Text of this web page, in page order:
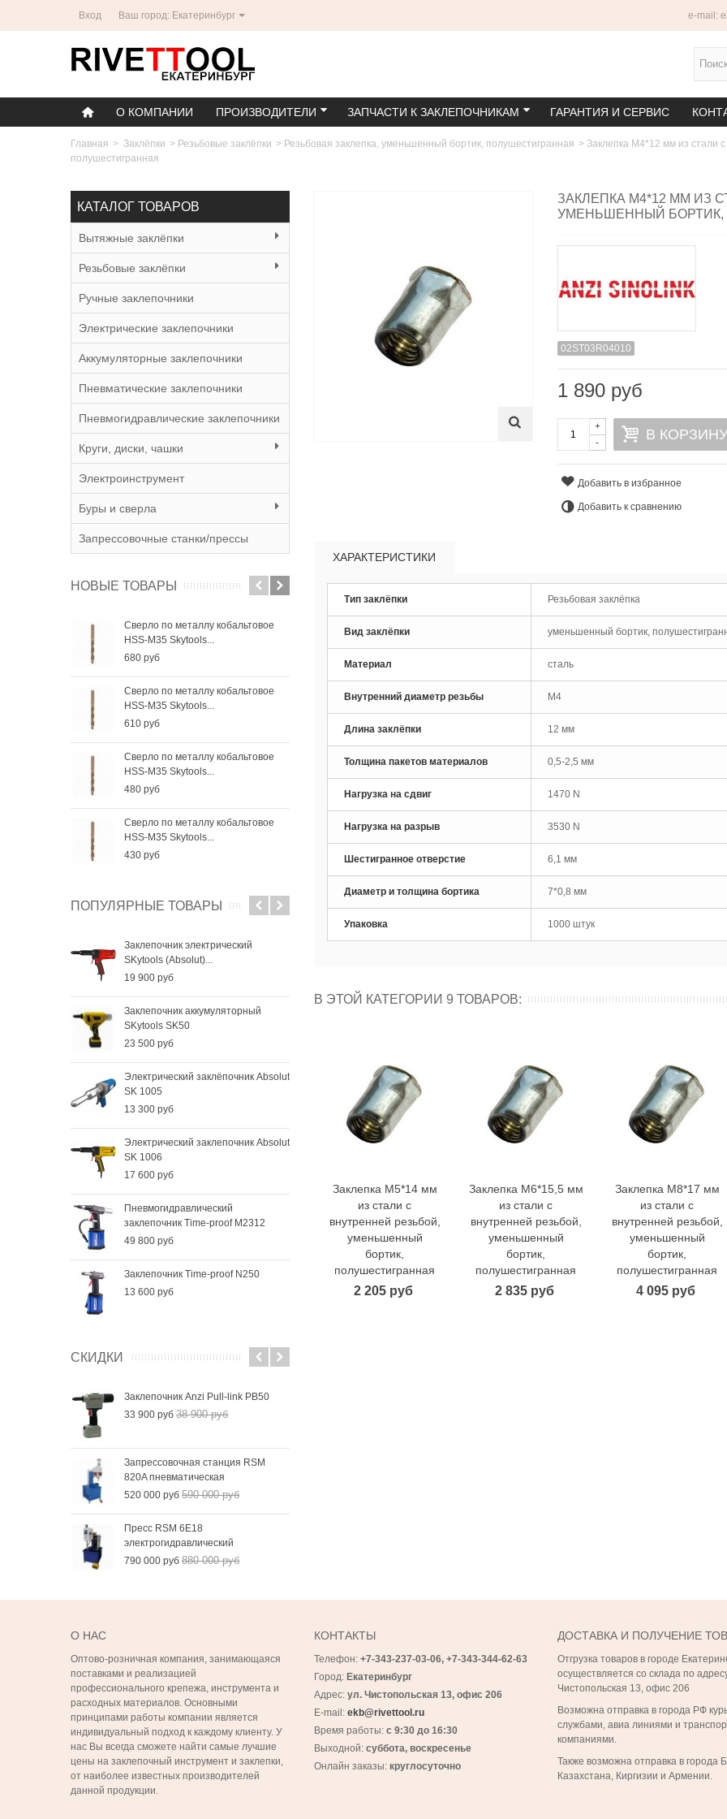
Вход Ваш город: Екатеринбург e-mail:
О КОМПАНИИ ПРОИЗВОДИТЕЛИ ЗАПЧАСТИ К ЗАКЛЕПОЧНИКАМ ГАРАНТИЯ И СЕРВИС
Главная > Заклёпки > Резьбовые заклёпки > Резьбовая заклепка, уменьшенный бортик, полушестигранная > Заклепка M4*12 мм из стали
полушестигранная
КАТАЛОГ ТОВАРОВ
Вытяжные заклёпки
Резьбовые заклёпки
Ручные заклепочники
Электрические заклепочники
Аккумуляторные заклепочники
Пневматические заклепочники
Пневмогидравлические заклепочники
Круги, диски, чашки
Электроинструмент
Буры и сверла
Запрессовочные станки/прессы
НОВЫЕ ТОВАРЫ
Сверло по металлу кобальтовое
HSS-M35 Skytools...
680 руб
Сверло по металлу кобальтовое
HSS-M35 Skytools...
610 руб
Сверло по металлу кобальтовое
HSS-M35 Skytools...
480 руб
Сверло по металлу кобальтовое
HSS-M35 Skytools...
430 руб
Сверло по металлу кобальтовое
HSS-M35 Skytools...
410 руб
Сверло по металлу кобальтовое
285 руб
Сверло по металлу кобальтовое
256 руб
Сверло по металлу кобальтовое
184 руб
ПОПУЛЯРНЫЕ ТОВАРЫ
Заклепочник электрический
SKytools (Absolut)...
19 900 руб
Заклепочник аккумуляторный
SKytools SK50
23 500 руб
Электрический заклёпочник Absolut
SK 1005
13 300 руб
Электрический заклепочник Absolut
SK 1006
17 600 руб
Пневмогидравлический
заклепочник Time-proof M2312
49 800 руб
Заклепочник Time-proof N250
13 600 руб
СКИДКИ
Заклепочник Anzi Pull-link PB50
33 900 руб 38 900 руб
Запрессовочная станция RSM
820A пневматическая
520 000 руб 590 000 руб
Пресс RSM 6Е18
электрогидравлический
790 000 руб 880 000 руб
ЗАКЛЕПКА M4*12 ММ ИЗ
УМЕНЬШЕННЫЙ БОРТИК,
02ST03R04010
1 890 руб
-
+ В КОРЗИНУ
Добавить в избранное
Добавить к сравнению
ХАРАКТЕРИСТИКИ
Тип заклёпки Резьбовая заклёпка
Вид заклёпки уменьшенный бортик,
Материал сталь
Внутренний диаметр резьбы M4
Длина заклёпки 12 мм
Толщина пакетов материалов 0,5-2,5 мм
Нагрузка на сдвиг 1470 N
Нагрузка на разрыв 3530 N
Шестигранное отверстие 6,1 мм
Диаметр и толщина бортика 7*0,8 мм
Упаковка 1000 штук
В ЭТОЙ КАТЕГОРИИ 9 ТОВАРОВ:
В корзину
Заклепка M5*14 мм
из стали с
внутренней резьбой,
уменьшенный
бортик,
полушестигранная
2 205 руб
В корзину
Заклепка M6*15,5 мм
из стали с
внутренней резьбой,
уменьшенный
бортик,
полушестигранная
2 835 руб
В корзину
Заклепка M8*17 мм
из стали с
внутренней резьбой,
уменьшенный
бортик,
полушестигранная
4 095 руб
О НАС
Оптово-розничная компания, занимающаяся
поставками и реализацией
профессионального крепежа, инструмента и
расходных материалов. Основными
принципами работы компании является
индивидуальный подход к каждому клиенту. У
нас Вы всегда сможете найти самые лучшие
цены на заклепочный инструмент и заклепки,
от наиболее известных производителей
данной продукции.
КОНТАКТЫ
Телефон: +7-343-237-03-06, +7-343-344-62-63
Город: Екатеринбург
Адрес: ул. Чистопольская 13, офис 206
E-mail: ekb@rivettool.ru
Время работы: с 9:30 до 16:30
Выходной: суббота, воскресенье
Онлайн заказы: круглосуточно
ДОСТАВКА И ПОЛУЧЕНИЕ
Отгрузка товаров в городе
осуществляется со склада по
Чистопольская 13, офис 206
Возможна отправка в города РФ
службами, авиа линиями и
компаниями.
Также возможна отправка в города
Казахстана, Киргизии и Армении.